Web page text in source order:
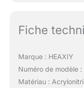
Fiche
Marque : HEAXIY
Numéro de modèle :
Matériau :